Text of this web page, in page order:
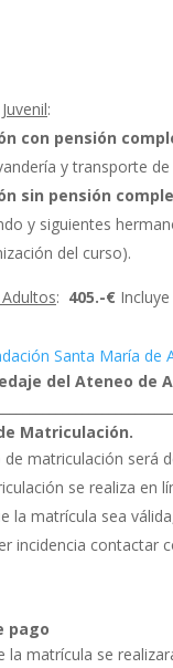
:
con pensión
y transporte
sin pensión
y siguientes
del curso).
: 405.-€
Santa María de
del Ateneo de
Matriculación.
de matriculación será
se realiza en
la matrícula sea
incidencia contactar
pago
la matrícula se